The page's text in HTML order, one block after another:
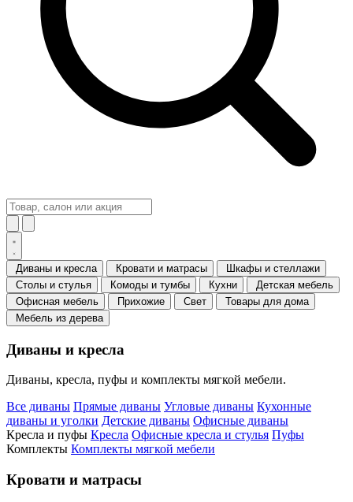
Диваны и кресла Кровати и матрасы
Шкафы и стеллажи
Столы и стулья
Комоды и тумбы Кухни
Детская мебель
Офисная мебель
Прихожие Свет
Товары для дома
Мебель из дерева
Диваны и кресла
Диваны, кресла, пуфы и комплекты мягкой мебели.
Все диваны Прямые диваны Угловые диваны Кухонные
диваны и уголки Детские диваны Офисные диваны
Кресла и пуфы Кресла Офисные кресла и стулья Пуфы
Комплекты Комплекты мягкой мебели
Кровати и матрасы